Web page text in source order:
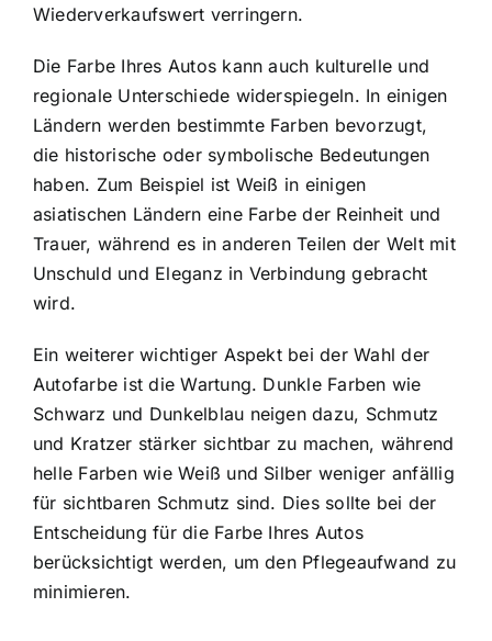
Wiederverkaufswert verringern.
Die Farbe Ihres Autos kann auch kulturelle und
regionale Unterschiede widerspiegeln. In einigen
Ländern werden bestimmte Farben bevorzugt,
die historische oder symbolische Bedeutungen
haben. Zum Beispiel ist Weiß in einigen
asiatischen Ländern eine Farbe der Reinheit und
Trauer, während es in anderen Teilen der Welt mit
Unschuld und Eleganz in Verbindung gebracht
wird.
Ein weiterer wichtiger Aspekt bei der Wahl der
Autofarbe ist die Wartung. Dunkle Farben wie
Schwarz und Dunkelblau neigen dazu, Schmutz
und Kratzer stärker sichtbar zu machen, während
helle Farben wie Weiß und Silber weniger anfällig
für sichtbaren Schmutz sind. Dies sollte bei der
Entscheidung für die Farbe Ihres Autos
berücksichtigt werden, um den Pflegeaufwand zu
minimieren.